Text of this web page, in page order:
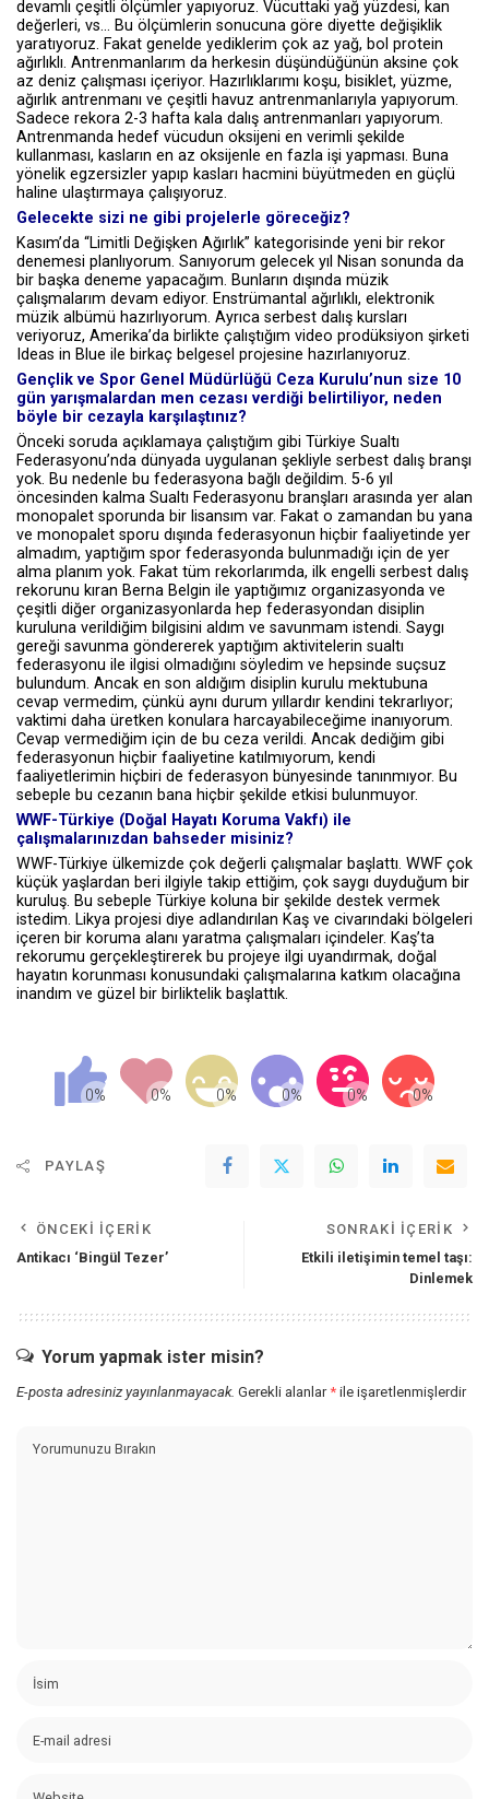
devamlı çeşitli ölçümler yapıyoruz. Vücuttaki yağ yüzdesi, kan
değerleri, vs… Bu ölçümlerin sonucuna göre diyette değişiklik
yaratıyoruz. Fakat genelde yediklerim çok az yağ, bol protein
ağırlıklı. Antrenmanlarım da herkesin düşündüğünün aksine çok
az deniz çalışması içeriyor. Hazırlıklarımı koşu, bisiklet, yüzme,
ağırlık antrenmanı ve çeşitli havuz antrenmanlarıyla yapıyorum.
Sadece rekora 2-3 hafta kala dalış antrenmanları yapıyorum.
Antrenmanda hedef vücudun oksijeni en verimli şekilde
kullanması, kasların en az oksijenle en fazla işi yapması. Buna
yönelik egzersizler yapıp kasları hacmini büyütmeden en güçlü
haline ulaştırmaya çalışıyoruz.
Gelecekte sizi ne gibi projelerle göreceğiz?
Kasım’da “Limitli Değişken Ağırlık” kategorisinde yeni bir rekor
denemesi planlıyorum. Sanıyorum gelecek yıl Nisan sonunda da
bir başka deneme yapacağım. Bunların dışında müzik
çalışmalarım devam ediyor. Enstrümantal ağırlıklı, elektronik
müzik albümü hazırlıyorum. Ayrıca serbest dalış kursları
veriyoruz, Amerika’da birlikte çalıştığım video prodüksiyon şirketi
Ideas in Blue ile birkaç belgesel projesine hazırlanıyoruz.
Gençlik ve Spor Genel Müdürlüğü Ceza Kurulu’nun size 10
gün yarışmalardan men cezası verdiği belirtiliyor, neden
böyle bir cezayla karşılaştınız?
Önceki soruda açıklamaya çalıştığım gibi Türkiye Sualtı
Federasyonu’nda dünyada uygulanan şekliyle serbest dalış branşı
yok. Bu nedenle bu federasyona bağlı değildim. 5-6 yıl
öncesinden kalma Sualtı Federasyonu branşları arasında yer alan
monopalet sporunda bir lisansım var. Fakat o zamandan bu yana
ve monopalet sporu dışında federasyonun hiçbir faaliyetinde yer
almadım, yaptığım spor federasyonda bulunmadığı için de yer
alma planım yok. Fakat tüm rekorlarımda, ilk engelli serbest dalış
rekorunu kıran Berna Belgin ile yaptığımız organizasyonda ve
çeşitli diğer organizasyonlarda hep federasyondan disiplin
kuruluna verildiğim bilgisini aldım ve savunmam istendi. Saygı
gereği savunma göndererek yaptığım aktivitelerin sualtı
federasyonu ile ilgisi olmadığını söyledim ve hepsinde suçsuz
bulundum. Ancak en son aldığım disiplin kurulu mektubuna
cevap vermedim, çünkü aynı durum yıllardır kendini tekrarlıyor;
vaktimi daha üretken konulara harcayabileceğime inanıyorum.
Cevap vermediğim için de bu ceza verildi. Ancak dediğim gibi
federasyonun hiçbir faaliyetine katılmıyorum, kendi
faaliyetlerimin hiçbiri de federasyon bünyesinde tanınmıyor. Bu
sebeple bu cezanın bana hiçbir şekilde etkisi bulunmuyor.
WWF-Türkiye (Doğal Hayatı Koruma Vakfı) ile
çalışmalarınızdan bahseder misiniz?
WWF-Türkiye ülkemizde çok değerli çalışmalar başlattı. WWF çok
küçük yaşlardan beri ilgiyle takip ettiğim, çok saygı duyduğum bir
kuruluş. Bu sebeple Türkiye koluna bir şekilde destek vermek
istedim. Likya projesi diye adlandırılan Kaş ve civarındaki bölgeleri
içeren bir koruma alanı yaratma çalışmaları içindeler. Kaş’ta
rekorumu gerçekleştirerek bu projeye ilgi uyandırmak, doğal
hayatın korunması konusundaki çalışmalarına katkım olacağına
inandım ve güzel bir birliktelik başlattık.
PAYLAŞ
ÖNCEKI İÇERIK
Antikacı ‘Bingül Tezer’
SONRAKI İÇERIK
Etkili iletişimin temel taşı:
Dinlemek
Yorum yapmak ister misin?
E-posta adresiniz yayınlanmayacak. Gerekli alanlar* ile işaretlenmişlerdir